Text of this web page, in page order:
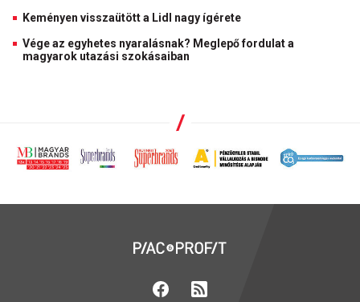
Keményen visszaütött a Lidl nagy ígérete
Vége az egyhetes nyaralásnak? Meglepő fordulat a
magyarok utazási szokásaiban